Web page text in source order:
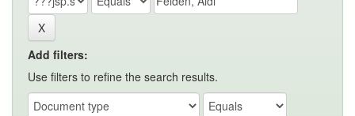
Add filters:
Use filters to refine the search results.